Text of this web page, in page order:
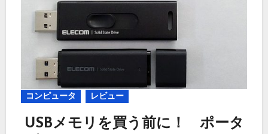
コンピュータ レビュー
USBメモリを買う前に！ ポータ